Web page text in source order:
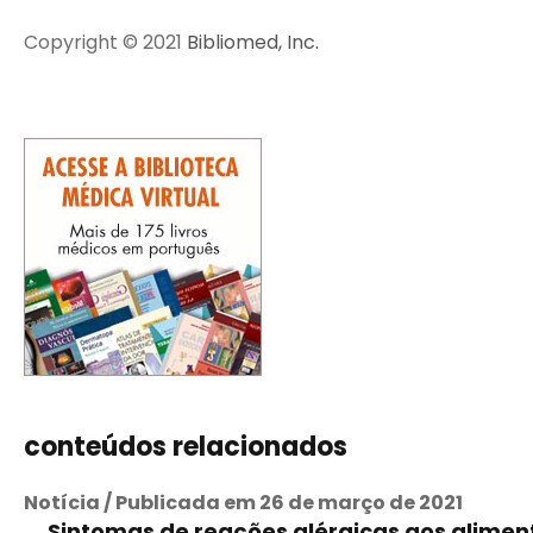
Copyright © 2021 Bibliomed, Inc.
conteúdos relacionados
Notícia / Publicada em 26 de março de 2021